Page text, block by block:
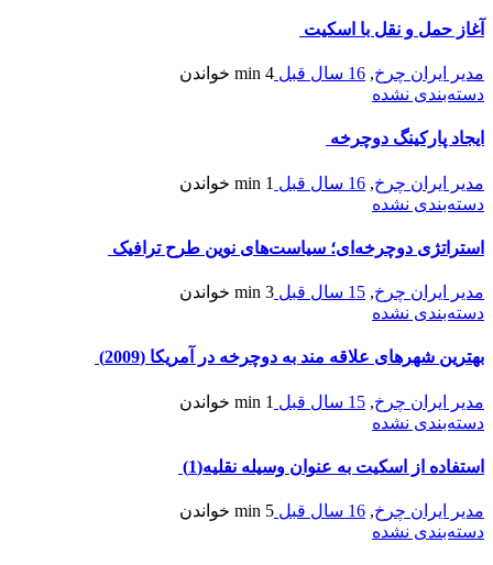
آغاز حمل و نقل با اسکیت
مدیر ایران چرخ, 16 سال قبل 4 min
خواندن
دسته‌بندی نشده
ایجاد پارکینگ دوچرخه
مدیر ایران چرخ, 16 سال قبل 1 min
خواندن
دسته‌بندی نشده
استراتژی دوچرخه‌ای؛ سیاست‌های نوین طرح ترافیک
مدیر ایران چرخ, 15 سال قبل 3 min
خواندن
دسته‌بندی نشده
بهترین شهرهای علاقه مند به دوچرخه در آمریکا (2009)
مدیر ایران چرخ, 15 سال قبل 1 min
خواندن
دسته‌بندی نشده
استفاده از اسکیت به عنوان وسیله نقلیه(1)
مدیر ایران چرخ, 16 سال قبل 5 min
خواندن
دسته‌بندی نشده